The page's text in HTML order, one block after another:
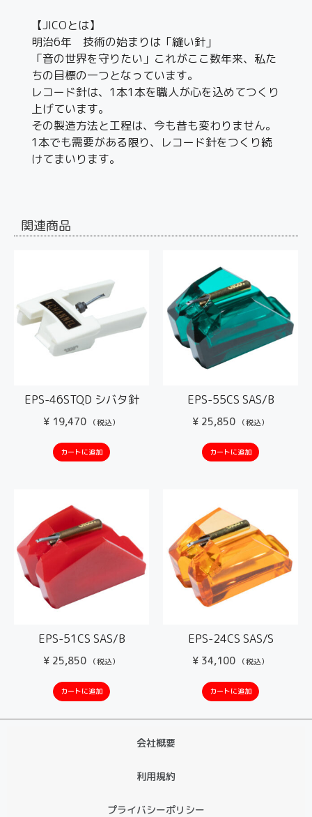
【JICOとは】
明治6年 技術の始まりは「縫い針」
「音の世界を守りたい」これがここ数年来、私た
ちの目標の一つとなっています。
レコード針は、1本1本を職人が心を込めてつくり
上げています。
その製造方法と工程は、今も昔も変わりません。
1本でも需要がある限り、レコード針をつくり続
けてまいります。
関連商品
EPS-46STQD シバタ針
¥ 19,470 （税込）
カートに追加
EPS-55CS SAS/B
¥ 25,850 （税込）
カートに追加
EPS-51CS SAS/B
¥ 25,850 （税込）
カートに追加
EPS-24CS SAS/S
¥ 34,100 （税込）
カートに追加
会社概要
利用規約
プライバシーポリシー